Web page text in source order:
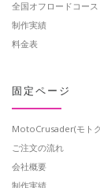
全国オフロードコー
制作実績
料金表
固定ページ
MotoCrusader(モト
ご注文の流れ
会社概要
制作実績